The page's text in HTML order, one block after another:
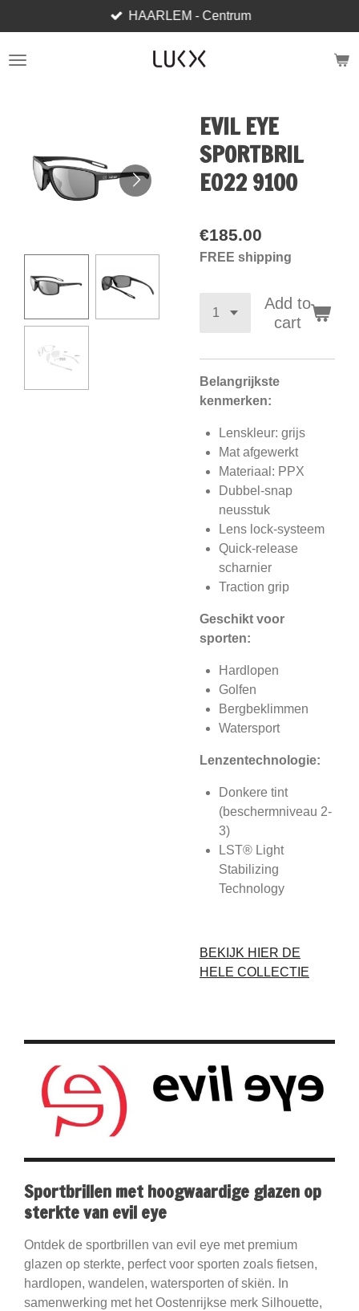
to
main
HAARLEM - Centrum
EVIL EYE
SPORTBRIL
E022 9100
€185.00
FREE shipping
Add to
cart
Belangrijkste
kenmerken:
Lenskleur: grijs
Mat afgewerkt
Materiaal: PPX
Dubbel-snap
neusstuk
Lens lock-systeem
Quick-release
scharnier
Traction grip
Geschikt voor
sporten:
Hardlopen
Golfen
Bergbeklimmen
Watersport
Lenzentechnologie:
Donkere tint
(beschermniveau 2-
3)
LST® Light
Stabilizing
Technology
BEKIJK HIER DE
HELE COLLECTIE
Sportbrillen met hoogwaardige glazen op
sterkte van evil eye
Ontdek de sportbrillen van evil eye met premium
glazen op sterkte, perfect voor sporten zoals fietsen,
hardlopen, wandelen, watersporten of skiën. In
samenwerking met het Oostenrijkse merk Silhouette,